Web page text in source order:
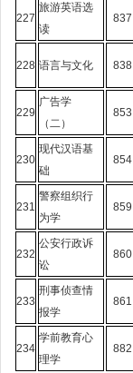
227
旅游英语选
读
837
228 语言与文化 838
229
广告学
（二）
853
230
现代汉语基
础
854
231
警察组织行
为学
859
232
公安行政诉
讼
860
233
刑事侦查情
报学
861
234
学前教育心
理学
882